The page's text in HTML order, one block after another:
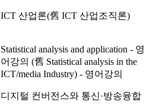
ICT 산업론(舊 ICT 산업조직론)
Statistical analysis and application - 영
어강의 (舊 Statistical analysis in the
ICT/media Industry) - 영어강의
디지털 컨버전스와 통신·방송융합